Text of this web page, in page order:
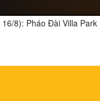
8): Pháo Đài Villa Park